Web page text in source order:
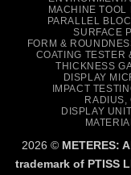
MACHINE TOOL
PARALLEL
SURFACE
FORM &
COATING TESTER
THICKNESS
DISPLAY
IMPACT
RADIUS,
DISPLAY
2026 © METERES:
trademark of PTISS